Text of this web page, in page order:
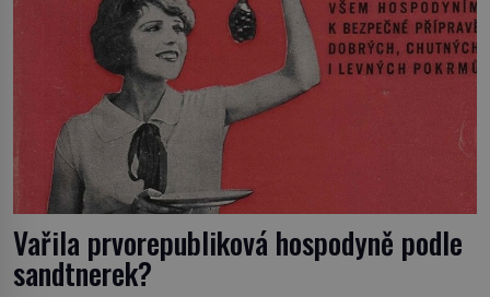
Vařila prvorepubliková hospodyně podle
sandtnerek?